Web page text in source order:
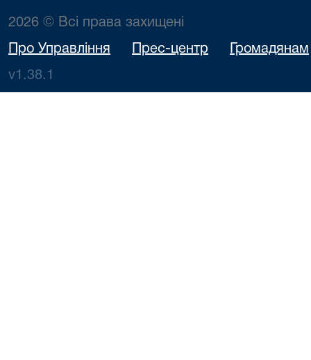
2026 © Всі права захищені
Про Управління Прес-центр Громадянам
v1.38.1